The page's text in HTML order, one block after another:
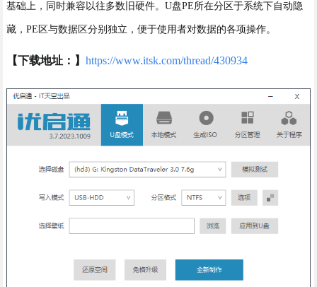
基础上，同时兼容以往多数旧硬件。U盘PE所在分区于系统下自动隐
藏，PE区与数据区分别独立，便于使用者对数据的各项操作。
【下载地址：】 https://www.itsk.com/thread/430934